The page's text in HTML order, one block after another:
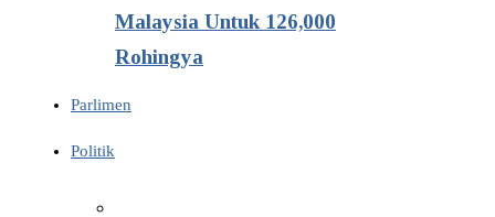
Malaysia Untuk 126,000
Rohingya
Parlimen
Politik